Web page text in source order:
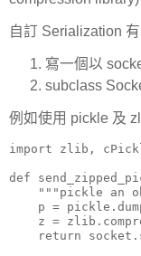
自訂 Serialization
寫一個以
subclass
例如使用 pickle 及
import zlib,
def
"""pickle an
p =
z =
return